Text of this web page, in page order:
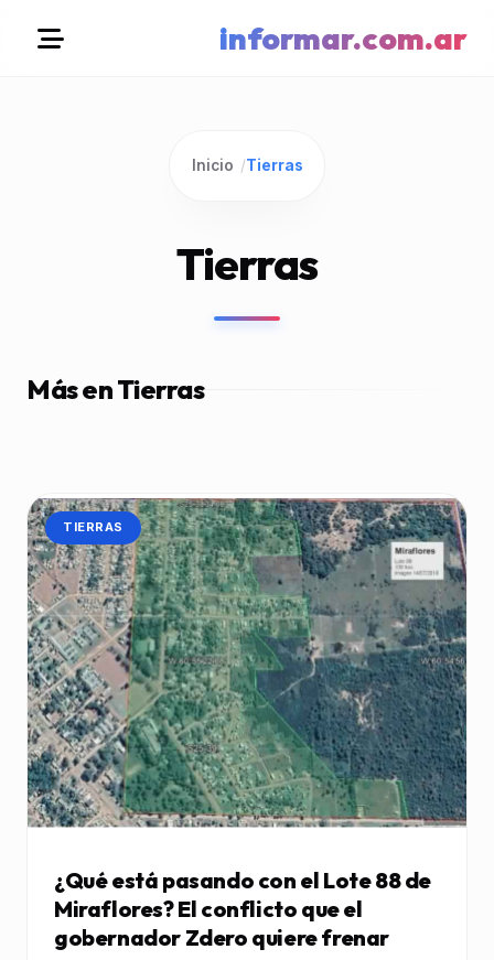
informar.com.ar
Inicio /Tierras
Tierras
Más en Tierras
CATEGORÍA:
TIERRAS
¿Qué está pasando con el Lote 88 de
Miraflores? El conflicto que el
gobernador Zdero quiere frenar